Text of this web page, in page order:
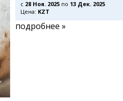
c 28 Ноя. 2025по 13 Дек. 2025
Цена: KZT
подробнее »